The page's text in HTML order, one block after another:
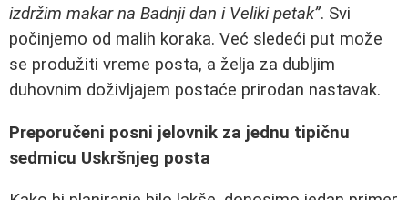
izdržim makar na Badnji dan i Veliki petak”. Svi
počinjemo od malih koraka. Već sledeći put može
se produžiti vreme posta, a želja za dubljim
duhovnim doživljajem postaće prirodan nastavak.
Preporučeni posni jelovnik za jednu tipičnu
sedmicu Uskršnjeg posta